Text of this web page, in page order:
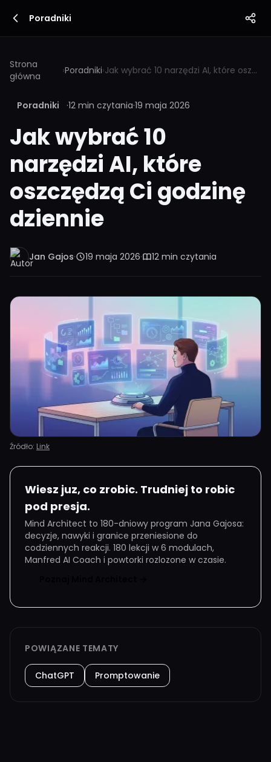
Poradniki
Strona
główna
›Poradniki› Jak wybrać 10 narzędzi AI, które oszczędzą Ci godzinę dziennie
Poradniki ·12 min czytania·19 maja 2026
Jak wybrać 10
narzędzi AI, które
oszczędzą Ci godzinę
dziennie
Jan Gajos· 19 maja 2026· 12 min czytania
Źródło: Link
Wiesz juz, co zrobic. Trudniej to robic
pod presja.
Mind Architect to 180-dniowy program Jana Gajosa:
decyzje, nawyki i granice przeniesione do
codziennych reakcji. 180 lekcji w 6 modulach,
Manfred AI Coach i powtorki rozlozone w czasie.
POWIĄZANE TEMATY
ChatGPT Promptowanie